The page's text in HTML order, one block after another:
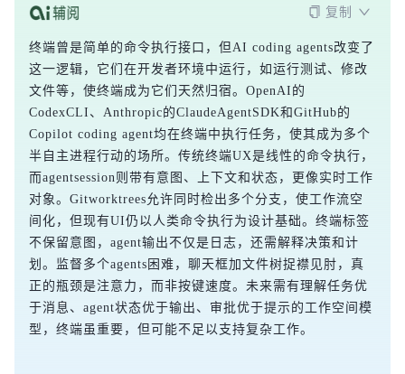
复制
终端曾是简单的命令执行接口，但AI coding agents改变了
这一逻辑，它们在开发者环境中运行，如运行测试、修改
文件等，使终端成为它们天然归宿。OpenAI的
CodexCLI、Anthropic的ClaudeAgentSDK和GitHub的
Copilot coding agent均在终端中执行任务，使其成为多个
半自主进程行动的场所。传统终端UX是线性的命令执行，
而agentsession则带有意图、上下文和状态，更像实时工作
对象。Gitworktrees允许同时检出多个分支，使工作流空
间化，但现有UI仍以人类命令执行为设计基础。终端标签
不保留意图，agent输出不仅是日志，还需解释决策和计
划。监督多个agents困难，聊天框加文件树捉襟见肘，真
正的瓶颈是注意力，而非按键速度。未来需有理解任务优
于消息、agent状态优于输出、审批优于提示的工作空间模
型，终端虽重要，但可能不足以支持复杂工作。